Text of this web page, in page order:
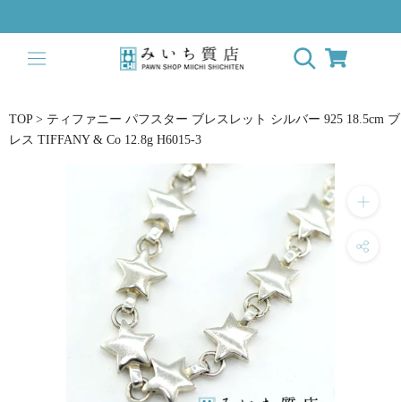
キ
て
コ
TOP > ティファニー パフスター ブレスレット シルバー 925 18.5cm ブ
レス TIFFANY & Co 12.8g H6015-3